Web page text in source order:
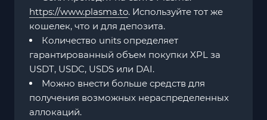
https://www.plasma.to. Используйте тот же
кошелек, что и для депозита.
Количество units определяет
гарантированный объем покупки XPL за
USDT, USDC, USDS или DAI.
Можно внести больше средств для
получения возможных нераспределенных
аллокаций.